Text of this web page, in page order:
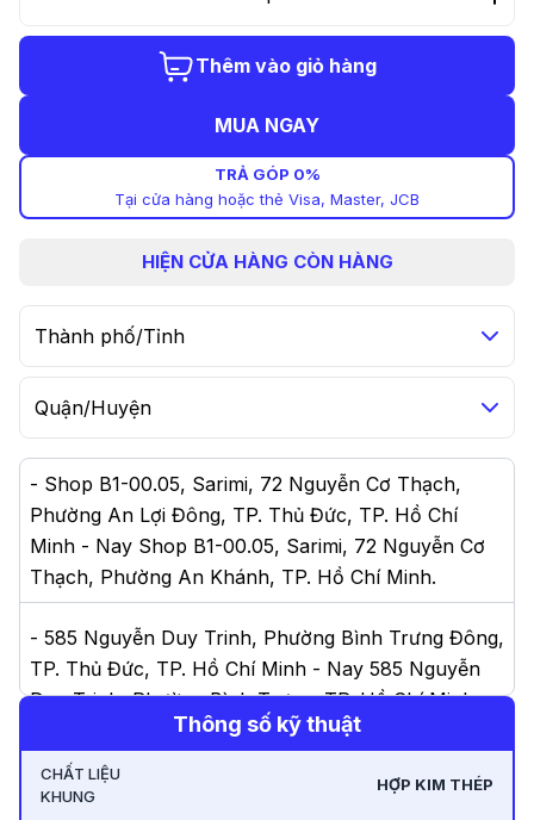
Thêm vào giỏ hàng
MUA NGAY
TRẢ GÓP 0%
Tại cửa hàng hoặc thẻ Visa, Master, JCB
HIỆN CỬA HÀNG CÒN HÀNG
Thành phố/Tỉnh
Quận/Huyện
- Shop B1-00.05, Sarimi, 72 Nguyễn Cơ Thạch,
Phường An Lợi Đông, TP. Thủ Đức, TP. Hồ Chí
Minh - Nay Shop B1-00.05, Sarimi, 72 Nguyễn Cơ
Thạch, Phường An Khánh, TP. Hồ Chí Minh.
- 585 Nguyễn Duy Trinh, Phường Bình Trưng Đông,
TP. Thủ Đức, TP. Hồ Chí Minh - Nay 585 Nguyễn
Duy Trinh, Phường Bình Trưng, TP. Hồ Chí Minh.
63C Võ Thị Sáu, Phường 6, Quận 3, TP. Hồ Chí
Minh - Nay 63C Võ Thị Sáu, Phường Võ Thị Sáu,
Thông số kỹ thuật
CHẤT LIỆU
KHUNG
HỢP KIM THÉP